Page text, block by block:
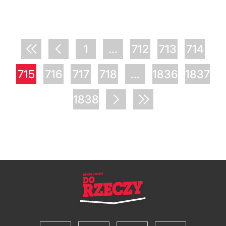
1 ... 712 713
714
715
716 717 718 ... 1836
1837
1838